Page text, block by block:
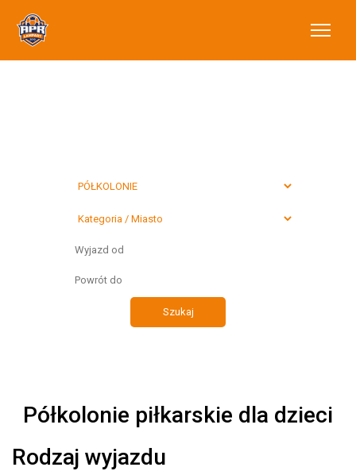
Szukaj
Półkolonie piłkarskie dla dzieci
Rodzaj wyjazdu